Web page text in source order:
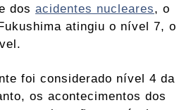
dos acidentes nucleares, o
atingiu o nível 7, o
foi considerado nível 4 da
os acontecimentos dos